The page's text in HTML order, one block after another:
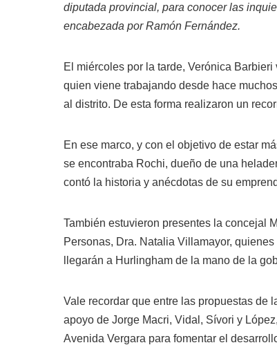
diputada provincial, para conocer las
encabezada por Ramón Fernández.
El miércoles por la tarde, Verónica
quien viene trabajando desde hace
al distrito. De esta forma realizaron un
En ese marco, y con el objetivo de estar
se encontraba Rochi, dueño de una
contó la historia y anécdotas de su
También estuvieron presentes la concejal
Personas, Dra. Natalia Villamayor,
llegarán a Hurlingham de la mano de la
Vale recordar que entre las propuestas de
apoyo de Jorge Macri, Vidal, Sívori y
Avenida Vergara para fomentar el